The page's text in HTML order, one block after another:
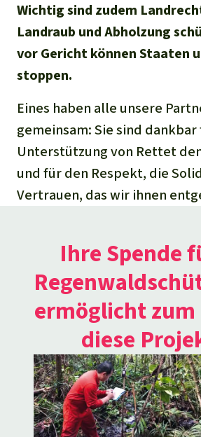
Wichtig sind zudem
Landraub und Abholzung
vor Gericht können Staaten
stoppen.
Eines haben alle unsere
gemeinsam: Sie sind
Unterstützung von Rettet
und für den Respekt, die
Vertrauen, das wir ihnen
Ihre Spende
ermöglicht zum
diese